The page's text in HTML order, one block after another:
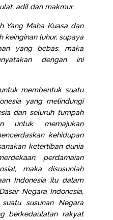
adil dan makmur.
Yang Maha Kuasa dan
keinginan luhur, supaya
yang bebas, maka
dengan ini
membentuk suatu
yang melindungi
dan seluruh tumpah
untuk memajukan
kehidupan
ketertiban dunia
perdamaian
maka disusunlah
Indonesia itu dalam
Negara Indonesia,
susunan Negara
berkedaulatan rakyat